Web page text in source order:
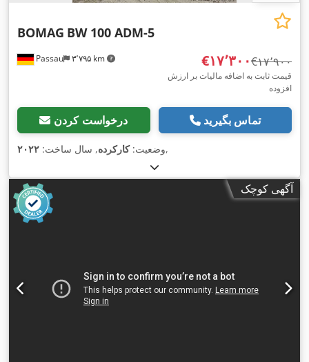
Passau ۳٬۷۹۵ km
BOMAG BW 100 ADM-5
‎€۱۷٬۳۰۰ ‎€۱۷٬۹۰۰
قیمت ثابت به اضافه مالیات بر ارزش
افزوده
درخواست کردن تماس بگیرید
وضعیت:کارکرده, سال ساخت: ۲۰۲۲ ,
آگهی کوچک